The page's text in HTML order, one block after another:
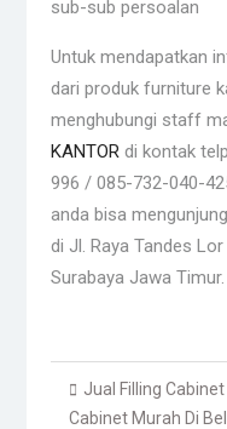
sub-sub persoalan
Untuk mendapatkan
dari produk furniture
menghubungi staff
KANTORdi kontak
996 / 085-732-040-
anda bisa
di Jl. Raya Tandes
Surabaya Jawa
Jual Filling
Cabinet Murah Di